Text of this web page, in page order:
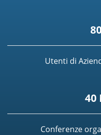
Utenti di
40
Conferenze